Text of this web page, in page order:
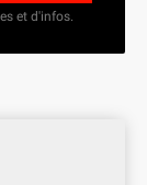
et d'infos.